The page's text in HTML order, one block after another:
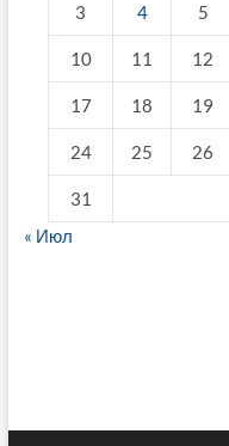
3 4 5
10 11 12
17 18 19
24 25 26
31
« Июл